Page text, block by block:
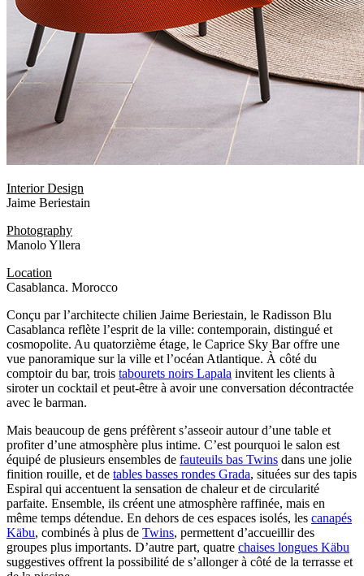
Interior Design
Jaime Beriestain
Photography
Manolo Yllera
Location
Casablanca. Morocco
Conçu par l’architecte chilien Jaime Beriestain, le Radisson Blu
Casablanca reflète l’esprit de la ville: contemporain, distingué et
cosmopolite. Au quatorzième étage, le Caprice Sky Bar offre une
vue panoramique sur la ville et l’océan Atlantique. À côté du
comptoir du bar, trois tabourets noirs Lapala invitent les clients à
siroter un cocktail et peut-être à avoir une conversation décontractée
avec le barman.
Mais beaucoup de gens préfèrent s’asseoir autour d’une table et
profiter d’une atmosphère plus intime. C’est pourquoi le salon est
équipé de plusieurs ensembles de fauteuils bas Twins dans une jolie
finition rouille, et de tables basses rondes Grada, situées sur des tapis
Espiral qui accentuent la sensation de chaleur et de circularité
parfaite. Ensemble, ils créent une atmosphère raffinée, mais en
même temps détendue. En dehors de ces espaces isolés, les canapés
Käbu, combinés à plus de Twins, permettent d’accueillir des
groupes plus importants. D’autre part, quatre chaises longues Käbu
suggestives offrent la possibilité de s’allonger à côté de la terrasse et